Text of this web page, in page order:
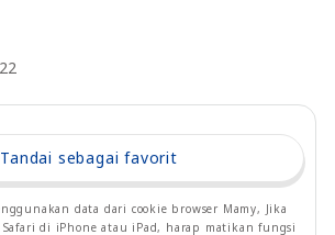
Tandai sebagai favorit
data dari cookie browser Mamy, Jika
di iPhone atau iPad, harap matikan fungsi